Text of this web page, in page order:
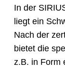
In der
liegt ein
Nach der
bietet die
z.B. in Form